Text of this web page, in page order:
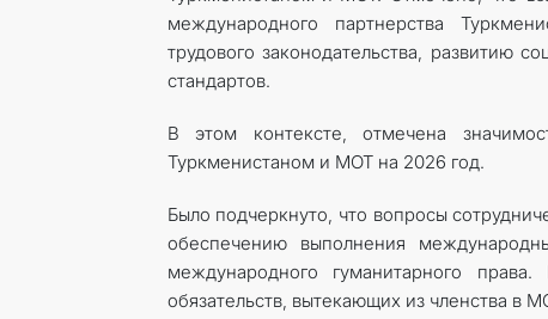
международного партнерства
трудового законодательства, развитию
стандартов.
В этом контексте, отмечена
Туркменистаном и МОТ на 2026 год.
Было подчеркнуто, что вопросы
обеспечению выполнения
международного гуманитарного
обязательств, вытекающих из членства в